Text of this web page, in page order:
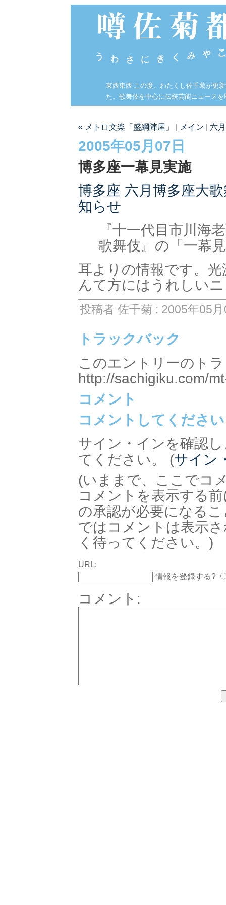
東西東西 この度、わたくし佐千菊が更
た。歌舞伎を中心に伝統芸能ニュース
« メトロ文楽「盛綱陣屋」 メイン 六
2005年05月07日
博多座一幕見実施
博多座 六月博多座大
知らせ
『十一代目市川海
歌舞伎』の「一幕
耳よりの情報です。
んて方にはうれしい
投稿者 佐千菊 : 2005年05
トラックバック
このエントリーのト
http://sachigiku.com/
コメント
コメントしてください
サイン・インを確認
てください。 (サイン
(いままで、ここでコ
コメントを表示する
の承認が必要になる
ではコメントは表示
く待ってください。)
URL:
情報を登録する?
コメント: